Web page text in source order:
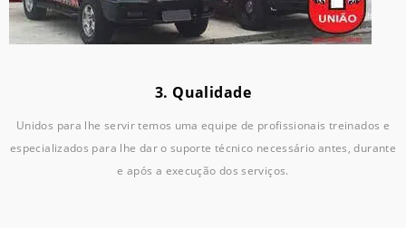
3. Qualidade
Unidos para lhe servir temos uma equipe de profissionais treinados e
especializados para lhe dar o suporte técnico necessário antes, durante
e após a execução dos serviços.